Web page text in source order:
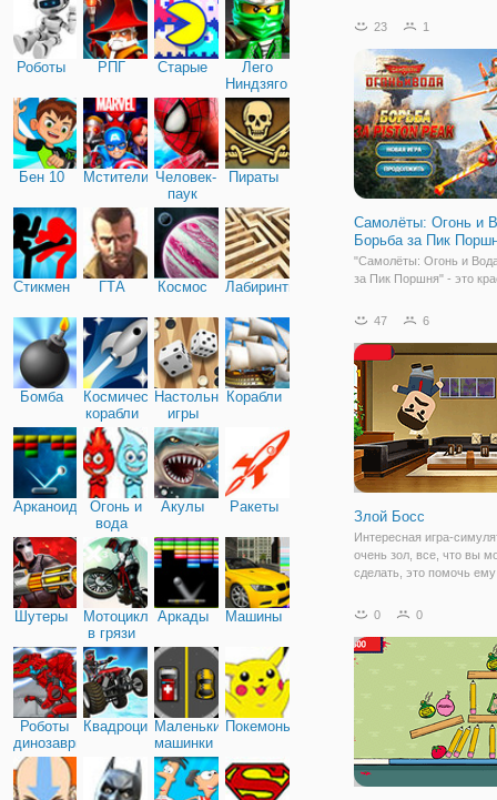
Роботы РПГ Старые
Лего
Ниндзяго
Бен 10 Мстители Человек-
паук
Пираты
Стикмен ГТА Космос Лабиринты
Бомба
Космические
корабли
Настольные
игры
Корабли
Арканоид
Огонь и
вода
Акулы Ракеты
Шутеры
Мотоциклы
в грязи
Аркады Машины
Роботы
динозавры
КвадроциклыМаленькие
машинки
Покемоны
Это веселая и
которой время пролетает
мгновенно.
23 1
Самолёты: Огонь и
Борьба за Пик
"Самолёты: Огонь и
за Пик Поршня" - это
увлекательным
важную операцию по
леса от пожара.
47 6
Злой Босс
Интересная игра-
очень зол, все, что вы
сделать, это помочь ему
предположительно, вы
уничтожить
но перед этим вы
0 0